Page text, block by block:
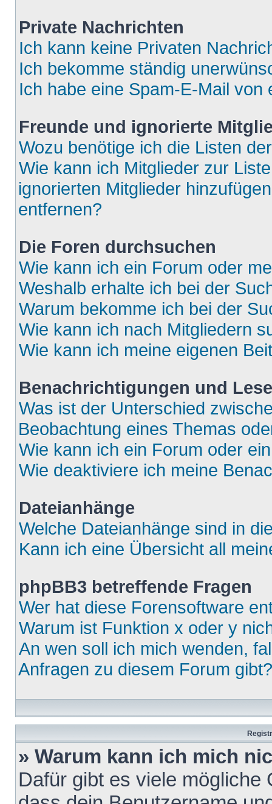
Private Nachrichten
Ich kann keine Privaten
Ich bekomme ständig
Ich habe eine Spam-E-Mail
Freunde und ignorierte
Wozu benötige ich die Listen
Wie kann ich Mitglieder zur
ignorierten Mitglieder
entfernen?
Die Foren durchsuchen
Wie kann ich ein Forum oder
Weshalb erhalte ich bei der
Warum bekomme ich bei der
Wie kann ich nach Mitgliedern
Wie kann ich meine eigenen
Benachrichtigungen und
Was ist der Unterschied
Beobachtung eines Themas
Wie kann ich ein Forum oder
Wie deaktiviere ich meine
Dateianhänge
Welche Dateianhänge sind in
Kann ich eine Übersicht all
phpBB3 betreffende Fragen
Wer hat diese Forensoftware
Warum ist Funktion x oder y
An wen soll ich mich wenden,
Anfragen zu diesem Forum gibt?
» Warum kann ich mich
Dafür gibt es viele